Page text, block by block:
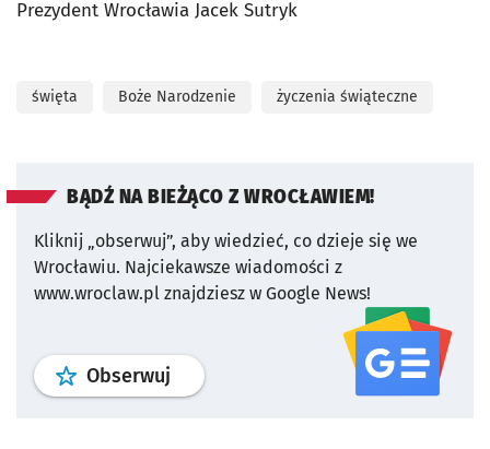
Prezydent Wrocławia Jacek Sutryk
święta Boże Narodzenie życzenia świąteczne
BĄDŹ NA BIEŻĄCO Z WROCŁAWIEM!
Kliknij „obserwuj”, aby wiedzieć, co dzieje się we
Wrocławiu. Najciekawsze wiadomości z
www.wroclaw.pl znajdziesz w Google News!
Obserwuj profil serwisu